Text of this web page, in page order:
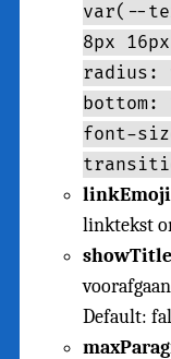
var(--
8px
radius:
bottom:
font-
linkEmoji
linktekst
showTitle
Default: